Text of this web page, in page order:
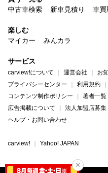
中古車検索
新車見積り 車買
楽しむ
マイカー
みんカラ
サービス
carview!について 運営会社 お
プライバシーセンター
利用規約
コンテンツ制作ポリシー
著者一覧
広告掲載について
法人加盟店募集
ヘルプ・お問い合わせ
carview! Yahoo! JAPAN